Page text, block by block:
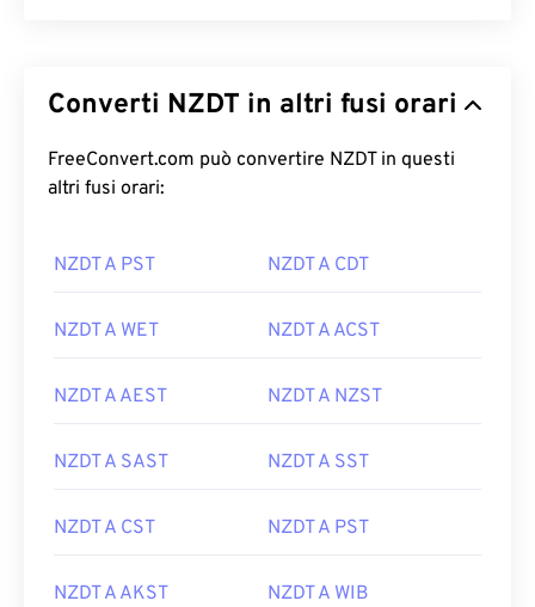
Converti NZDT in altri fusi orari
FreeConvert.com può convertire NZDT in questi
altri fusi orari:
NZDT A PST NZDT A CDT
NZDT A WET NZDT A ACST
NZDT A AEST NZDT A NZST
NZDT A SAST NZDT A SST
NZDT A CST NZDT A PST
NZDT A AKST NZDT A WIB